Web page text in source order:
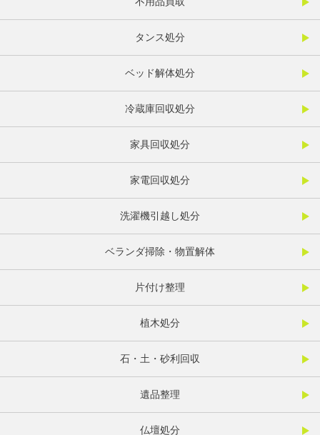
タンス処分
ベッド解体処分
冷蔵庫回収処分
家具回収処分
家電回収処分
洗濯機引越し処分
ベランダ掃除・物置解体
片付け整理
植木処分
石・土・砂利回収
遺品整理
仏壇処分